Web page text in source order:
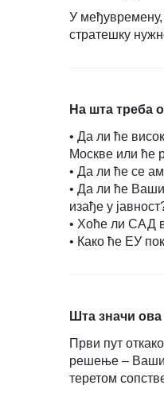
У
стратешку
На шта треба
• Да ли ће
Москве или ће
• Да ли ће се
• Да ли ће
изађе у
• Хоће ли САД
• Како ће ЕУ
Шта значи ова
Први пут
решење –
теретом